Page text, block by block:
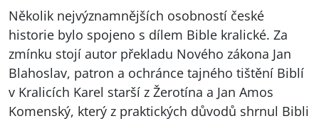
Několik nejvýznamnějších osobností české
historie bylo spojeno s dílem Bible kralické. Za
zmínku stojí autor překladu Nového zákona Jan
Blahoslav, patron a ochránce tajného tištění Biblí
v Kralicích Karel starší z Žerotína a Jan Amos
Komenský, který z praktických důvodů shrnul Bibli